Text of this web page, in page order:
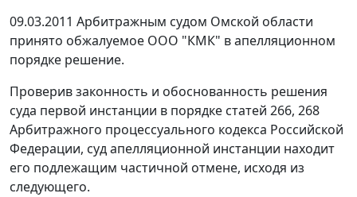
09.03.2011 Арбитражным судом Омской области
принято обжалуемое ООО "КМК" в апелляционном
порядке решение.
Проверив законность и обоснованность решения
суда первой инстанции в порядке статей 266, 268
Арбитражного процессуального кодекса Российской
Федерации, суд апелляционной инстанции находит
его подлежащим частичной отмене, исходя из
следующего.